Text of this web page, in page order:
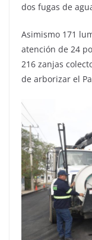
dos fugas de
Asimismo 171
atención de 24
216 zanjas
de arborizar el